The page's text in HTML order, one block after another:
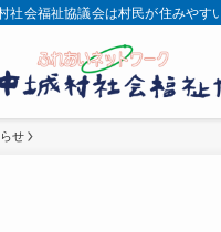
社会福祉協議会は村民が住みやす
せ